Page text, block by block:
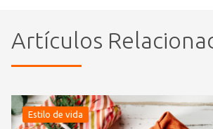
Artículos
Estilo de vida